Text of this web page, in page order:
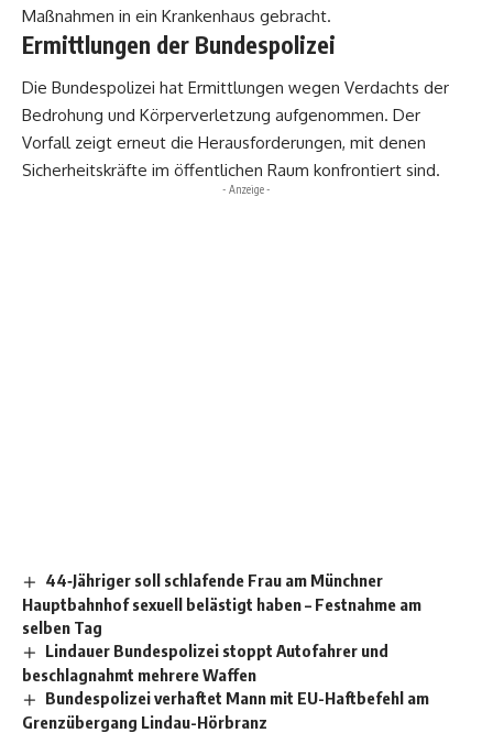
Maßnahmen in ein Krankenhaus gebracht.
Ermittlungen der Bundespolizei
Die Bundespolizei hat Ermittlungen wegen Verdachts der
Bedrohung und Körperverletzung aufgenommen. Der
Vorfall zeigt erneut die Herausforderungen, mit denen
Sicherheitskräfte im öffentlichen Raum konfrontiert sind.
- Anzeige -
44‑Jähriger soll schlafende Frau am Münchner
Hauptbahnhof sexuell belästigt haben – Festnahme am
selben Tag
Lindauer Bundespolizei stoppt Autofahrer und
beschlagnahmt mehrere Waffen
Bundespolizei verhaftet Mann mit EU-Haftbefehl am
Grenzübergang Lindau-Hörbranz